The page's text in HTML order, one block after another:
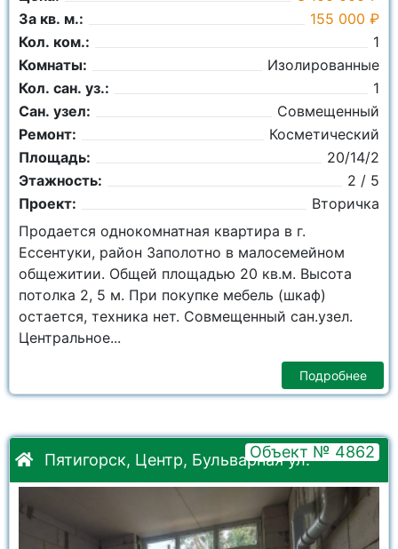
За кв. м.:
155 000 ₽
Кол. ком.:
1
Комнаты:
Изолированные
Кол. сан. уз.:
1
Сан. узел:
Совмещенный
Ремонт:
Косметический
Площадь:
20/14/2
Этажность:
2 / 5
Проект:
Вторичка
Продается однокомнатная квартира в г.
Ессентуки, район Заполотно в малосемейном
общежитии. Общей площадью 20 кв.м. Высота
потолка 2, 5 м. При покупке мебель (шкаф)
остается, техника нет. Совмещенный сан.узел.
Центральное...
Подробнее
Пятигорск, Центр, Бульварная ул.Объект № 4862